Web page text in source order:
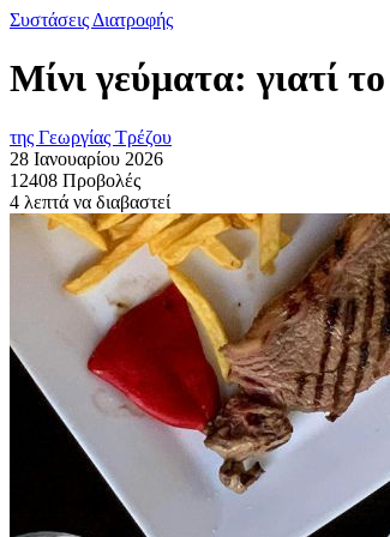
Συστάσεις Διατροφής
Μίνι γεύματα: γιατί
της Γεωργίας Τρέζου
28 Ιανουαρίου 2026
12408 Προβολές
4 λεπτά να διαβαστεί